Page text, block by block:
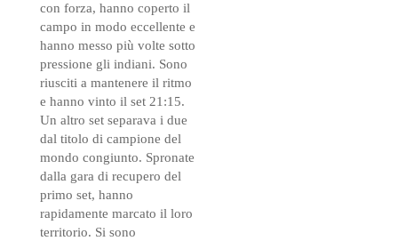
con forza, hanno coperto il
campo in modo eccellente e
hanno messo più volte sotto
pressione gli indiani. Sono
riusciti a mantenere il ritmo
e hanno vinto il set 21:15.
Un altro set separava i due
dal titolo di campione del
mondo congiunto. Spronate
dalla gara di recupero del
primo set, hanno
rapidamente marcato il loro
territorio. Si sono